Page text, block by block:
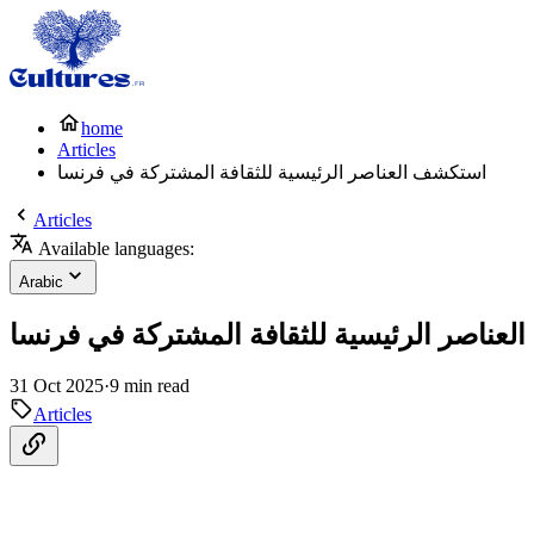
home
Articles
استكشف العناصر الرئيسية للثقافة المشتركة في فرنسا
Articles
Available languages:
Arabic
الرئيسية للثقافة المشتركة في فرنسا
31 Oct 2025·9 min read
Articles